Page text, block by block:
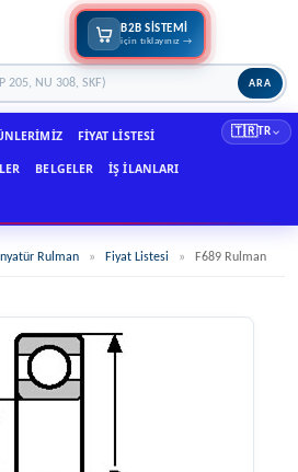
ARA
B2B SİSTEMİ
için tıklayınız →
FIYAT LISTESI
BELGELER İŞ İLANLARI
🇹🇷TR
Rulman » Fiyat Listesi » F689 Rulman